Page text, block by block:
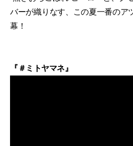
バーが織りなす、この夏一番のア
幕！
『＃ミトヤマネ』